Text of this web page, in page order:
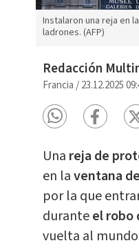
Instalaron una reja en
ladrones. (AFP)
Redacción
Francia /23.12.2025
Una reja de
en laventana
por la que
duranteel robo
vuelta al